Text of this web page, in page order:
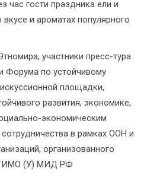
час гости праздника ели и
и ароматах популярного
участники пресс-тура
Форума по устойчивому
площадки,
развития, экономике,
экономическим
в рамках ООН и
организованного
(У) МИД РФ